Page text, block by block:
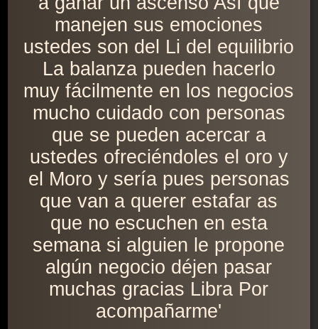
manejen sus emociones
ustedes son del Li del equilibrio
La balanza pueden hacerlo
muy fácilmente en los negocios
mucho cuidado con personas
que se pueden acercar a
ustedes ofreciéndoles el oro y
el Moro y sería pues personas
que van a querer estafar as
que no escuchen en esta
semana si alguien le propone
algún negocio déjen pasar
muchas gracias Libra Por
acompañarme'